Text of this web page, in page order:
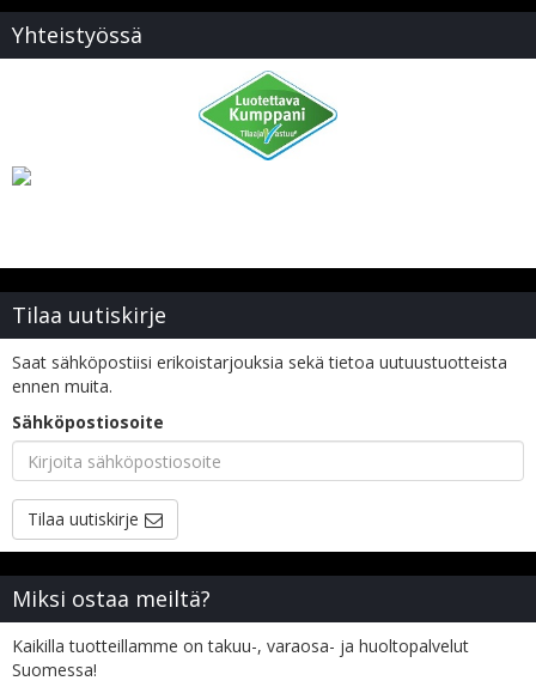
Yhteistyössä
Tilaa uutiskirje
Saat sähköpostiisi erikoistarjouksia sekä tietoa uutuustuotteista
ennen muita.
Sähköpostiosoite
Tilaa uutiskirje
Miksi ostaa meiltä?
Kaikilla tuotteillamme on takuu-, varaosa- ja huoltopalvelut
Suomessa!